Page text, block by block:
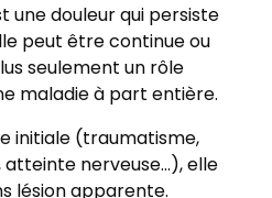
une douleur qui persiste
peut être continue ou
seulement un rôle
maladie à part entière.
initiale (traumatisme,
nerveuse…), elle